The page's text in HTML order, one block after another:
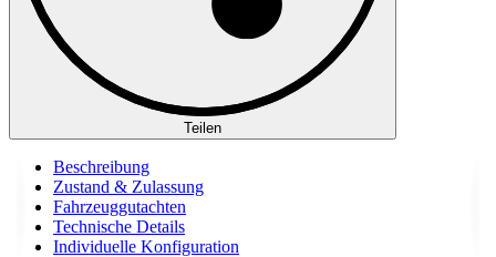
Teilen
Beschreibung
Zustand & Zulassung
Fahrzeuggutachten
Technische Details
Individuelle Konfiguration